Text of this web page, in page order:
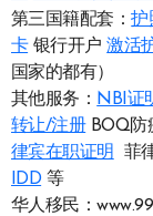
第三国籍配套：护
卡银行开户激活
国家的都有）
其他服务： NBI证
转让/注册BOQ防
律宾在职证明
菲
IDD等
华人移民：